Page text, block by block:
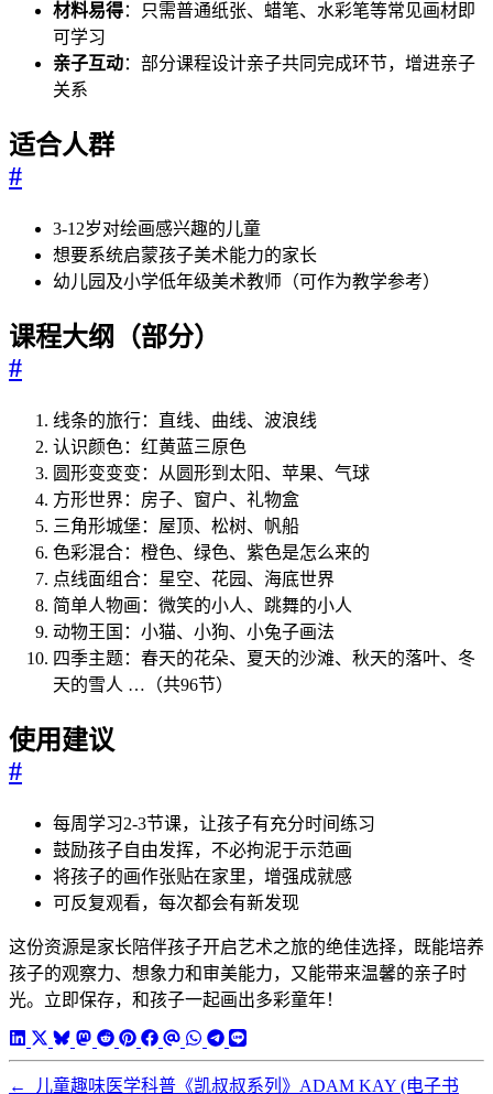
材料易得：只需普通纸张、蜡笔、水彩笔等常见画材即
可学习
亲子互动：部分课程设计亲子共同完成环节，增进亲子
关系
适合人群
#
3-12岁对绘画感兴趣的儿童
想要系统启蒙孩子美术能力的家长
幼儿园及小学低年级美术教师（可作为教学参考）
课程大纲（部分）
#
线条的旅行：直线、曲线、波浪线
认识颜色：红黄蓝三原色
圆形变变变：从圆形到太阳、苹果、气球
方形世界：房子、窗户、礼物盒
三角形城堡：屋顶、松树、帆船
色彩混合：橙色、绿色、紫色是怎么来的
点线面组合：星空、花园、海底世界
简单人物画：微笑的小人、跳舞的小人
动物王国：小猫、小狗、小兔子画法
四季主题：春天的花朵、夏天的沙滩、秋天的落叶、冬
天的雪人 …（共96节）
使用建议
#
每周学习2-3节课，让孩子有充分时间练习
鼓励孩子自由发挥，不必拘泥于示范画
将孩子的画作张贴在家里，增强成就感
可反复观看，每次都会有新发现
这份资源是家长陪伴孩子开启艺术之旅的绝佳选择，既能培养
孩子的观察力、想象力和审美能力，又能带来温馨的亲子时
光。立即保存，和孩子一起画出多彩童年！
← 儿童趣味医学科普《凯叔叔系列》ADAM KAY (电子书